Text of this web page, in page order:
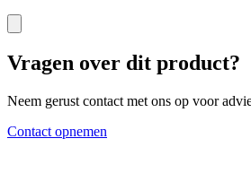
Vragen over dit product?
Neem gerust contact met ons op voor
Contact opnemen